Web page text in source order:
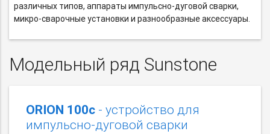
различных типов, аппаратыимпульсно-дуговой сварки,
микро-сварочныеустановки и разнообразные аксессуары.
Модельный ряд Sunstone
ORION 100с - устройство для
импульсно-дуговой сварки